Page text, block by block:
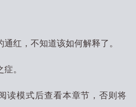
通红，不知道该如何解释了。
。
读模式后查看本章节，否则将